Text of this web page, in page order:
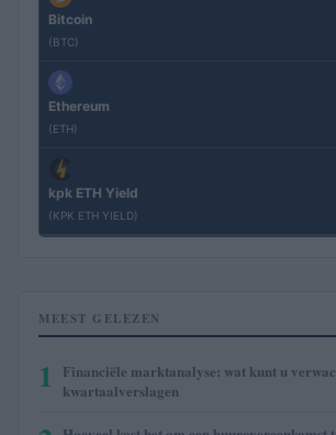
Bitcoin
(BTC)
Ethereum
(ETH)
kpk ETH Yield
(KPK ETH YIELD)
MEEST GELEZEN
1
Financiële marktanalyse: wat kunt u
kwartaalverslagen